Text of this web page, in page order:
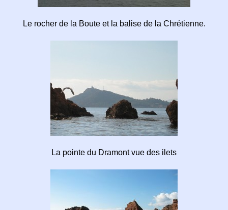
Le rocher de la Boute et la balise de la Chrétienne.
La pointe du Dramont vue des ilets